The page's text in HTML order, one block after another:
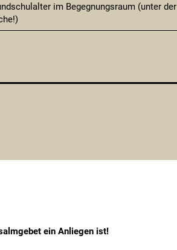
im Begegnungsraum (unter der
ein Anliegen ist!